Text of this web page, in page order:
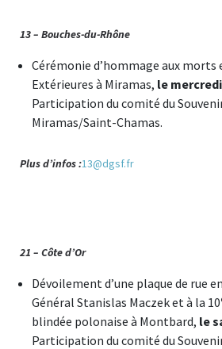
13 – Bouches-du-Rhône
Cérémonie d’hommage aux morts
Extérieures à Miramas, le mercredi
Participation du comité du
Miramas/Saint-Chamas.
Plus d’infos :13@dgsf.fr
21 – Côte d’Or
Dévoilement d’une plaque de rue
Général Stanislas Maczek et à la 10
blindée polonaise à Montbard, le
Participation du comité du